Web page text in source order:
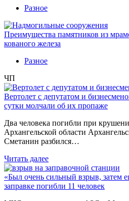
Разное
Преимущества памятников из
кованого железа
Разное
ЧП
Вертолет с депутатом и
сутки молчали об их пропаже
Два человека погибли при
Архангельской области
Сметанин разбился…
Читать далее
«Был очень сильный взрыв, затем
заправке погибли 11 человек